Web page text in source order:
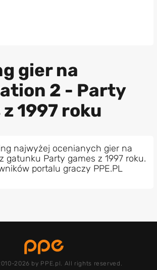
gier na
2 - Party
1997 roku
najwyżej ocenianych gier na
gatunku Party games z 1997 roku.
portalu graczy PPE.PL
2026 by PPE.pl. All rights reserved.